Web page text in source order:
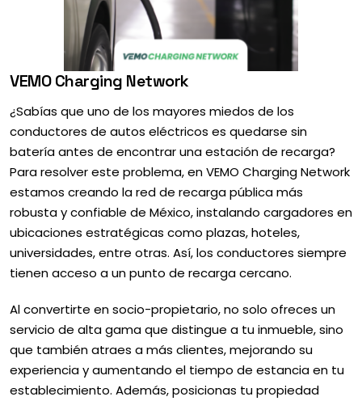
VEMO Charging Network
¿Sabías que uno de los mayores miedos de los
conductores de autos eléctricos es quedarse sin
batería antes de encontrar una estación de recarga?
Para resolver este problema, en VEMO Charging Network
estamos creando la red de recarga pública más
robusta y confiable de México, instalando cargadores en
ubicaciones estratégicas como plazas, hoteles,
universidades, entre otras. Así, los conductores siempre
tienen acceso a un punto de recarga cercano.
Al convertirte en socio-propietario, no solo ofreces un
servicio de alta gama que distingue a tu inmueble, sino
que también atraes a más clientes, mejorando su
experiencia y aumentando el tiempo de estancia en tu
establecimiento. Además, posicionas tu propiedad